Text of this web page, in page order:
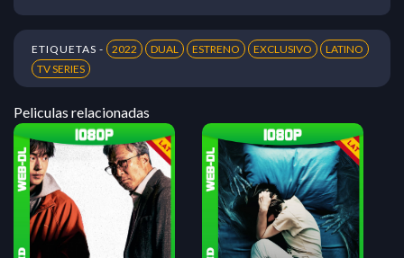
ETIQUETAS - 2022 DUAL ESTRENO EXCLUSIVO
LATINO
TV SERIES
Peliculas relacionadas